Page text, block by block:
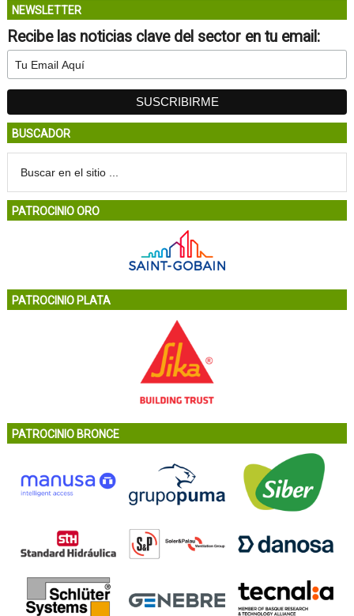
NEWSLETTER
Recibe las noticias clave del sector en tu email:
BUSCADOR
PATROCINIO ORO
PATROCINIO PLATA
PATROCINIO BRONCE